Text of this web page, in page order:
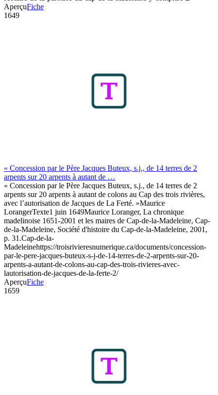
AperçuFiche
1649
« Concession par le Père Jacques Buteux, s.j., de 14 terres de 2
arpents sur 20 arpents à autant de …
« Concession par le Père Jacques Buteux, s.j., de 14 terres de 2
arpents sur 20 arpents à autant de colons au Cap des trois rivières,
avec l’autorisation de Jacques de La Ferté. »Maurice
LorangerTexte1 juin 1649Maurice Loranger, La chronique
madelinoise 1651-2001 et les maires de Cap-de-la-Madeleine, Cap-
de-la-Madeleine, Société d'histoire du Cap-de-la-Madeleine, 2001,
p. 31.Cap-de-la-
Madeleinehttps://troisrivieresnumerique.ca/documents/concession-
par-le-pere-jacques-buteux-s-j-de-14-terres-de-2-arpents-sur-20-
arpents-a-autant-de-colons-au-cap-des-trois-rivieres-avec-
lautorisation-de-jacques-de-la-ferte-2/
AperçuFiche
1659